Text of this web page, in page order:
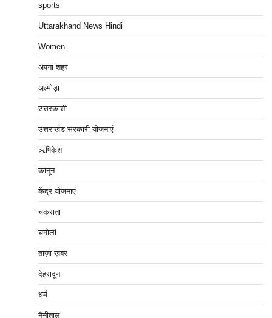
sports
Uttarakhand News Hindi
Women
अपना शहर
अल्मोड़ा
उत्तरकाशी
उत्तराखंड सरकारी योजनाएं
ऋषिकेश
कानून
केंद्र योजनाएं
चकराता
चमोली
ताज़ा ख़बर
देहरादून
धर्म
नैनीताल